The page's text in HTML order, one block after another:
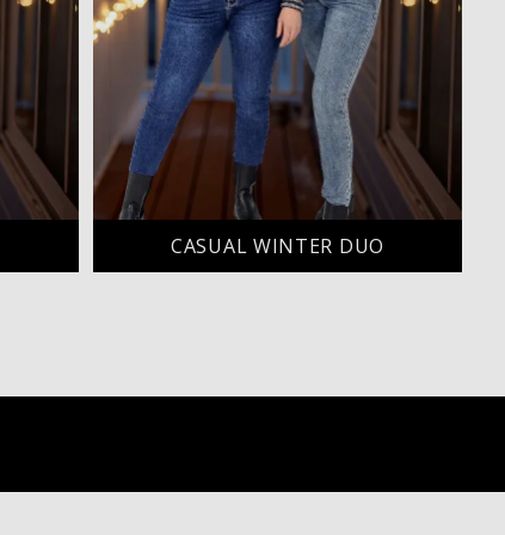
CASUAL WINTER DUO